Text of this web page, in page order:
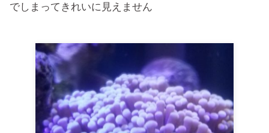
でしまってきれいに見えません